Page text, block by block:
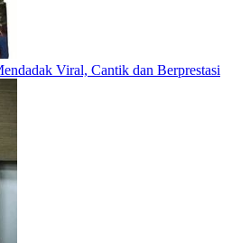
Viral, Cantik dan Berprestasi